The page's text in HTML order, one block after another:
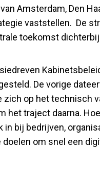
Amsterdam, Den
vaststellen. De
toekomst
De vorige
op het technisch
het traject daarna.
in bij bedrijven,
doelen om snel een